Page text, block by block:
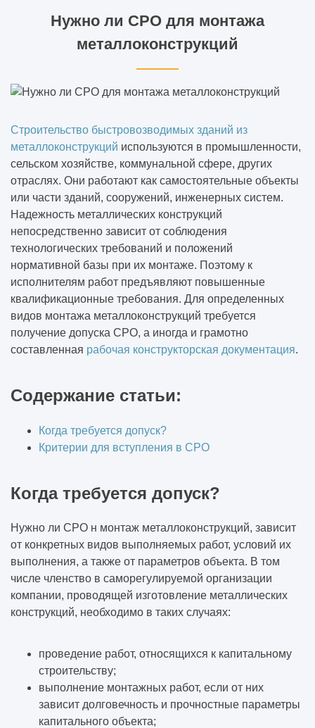
Нужно ли СРО для монтажа
металлоконструкций
Строительство быстровозводимых зданий из
металлоконструкций используются в промышленности,
сельском хозяйстве, коммунальной сфере, других
отраслях. Они работают как самостоятельные объекты
или части зданий, сооружений, инженерных систем.
Надежность металлических конструкций
непосредственно зависит от соблюдения
технологических требований и положений
нормативной базы при их монтаже. Поэтому к
исполнителям работ предъявляют повышенные
квалификационные требования. Для определенных
видов монтажа металлоконструкций требуется
получение допуска СРО, а иногда и грамотно
составленная рабочая конструкторская документация.
Содержание статьи:
Когда требуется допуск?
Критерии для вступления в СРО
Когда требуется допуск?
Нужно ли СРО н монтаж металлоконструкций, зависит
от конкретных видов выполняемых работ, условий их
выполнения, а также от параметров объекта. В том
числе членство в саморегулируемой организации
компании, проводящей изготовление металлических
конструкций, необходимо в таких случаях:
проведение работ, относящихся к капитальному
строительству;
выполнение монтажных работ, если от них
зависит долговечность и прочностные параметры
капитального объекта;